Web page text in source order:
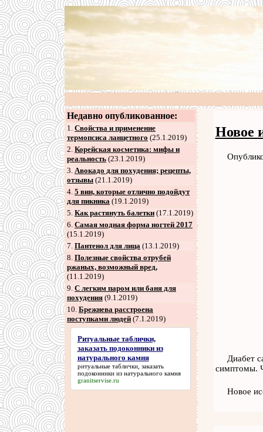
Недавно опубликованное:
1. Свойства и применение
термопсиса ланцетного (25.1.2019)
2. Корейская косметика: мифы и
реальность (23.1.2019)
3. Авокадо для похудения; рецепты,
отзывы (21.1.2019)
4. 5 вин, которые отлично подойдут
для пикника (19.1.2019)
5. Как растянуть балетки (17.1.2019)
6. Самая модная форма ногтей 2017
(15.1.2019)
7. Пантенол для лица (13.1.2019)
8. Полезные свойства отрубей
ржаных, возможный вред,
(11.1.2019)
9. С легким паром или баня для
похудения (9.1.2019)
10. Брежнева расстроена
поступками людей (7.1.2019)
Ритуальные таблички,
заказать подоконники из
натурального камня
ритуальные таблички, заказать
подоконники из натурального камня
granitservise.ru
Новое
Диабет
симптомы.
Новое